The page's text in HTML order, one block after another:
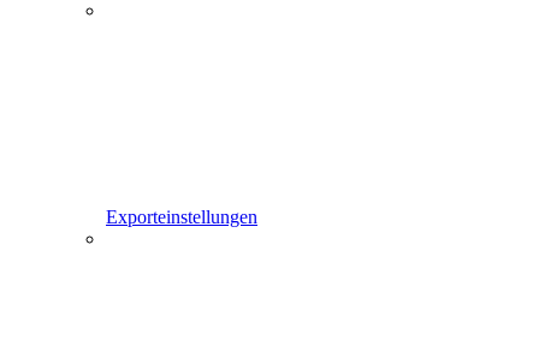
Exporteinstellungen